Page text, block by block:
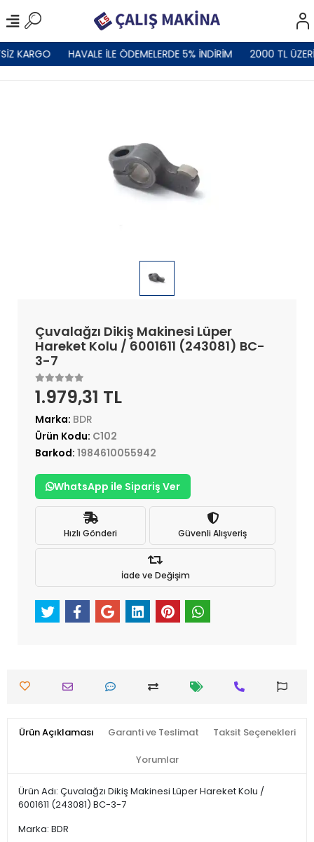
KARGO HAVALE İLE ÖDEMELERDE 5% İNDİRİM 2000 TL
Çuvalağzı Dikiş Makinesi Lüper
Hareket Kolu / 6001611 (243081) BC-
3-7
1.979,31 TL
Marka: BDR
Ürün Kodu: C102
Barkod: 1984610055942
WhatsApp ile Sipariş Ver
Hızlı Gönderi Güvenli Alışveriş
İade ve Değişim
Ürün Açıklaması Garanti ve Teslimat Taksit Seçenekleri
Yorumlar
Ürün Adı: Çuvalağzı Dikiş Makinesi Lüper Hareket Kolu /
6001611 (243081) BC-3-7
Marka: BDR